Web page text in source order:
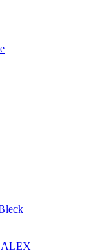
ALEX